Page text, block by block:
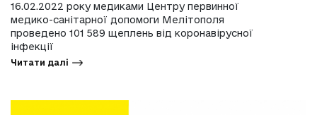
16.02.2022 року медиками Центру первинної
медико-санітарної допомоги Мелітополя
проведено 101 589 щеплень від коронавірусної
інфекції
Читати далі